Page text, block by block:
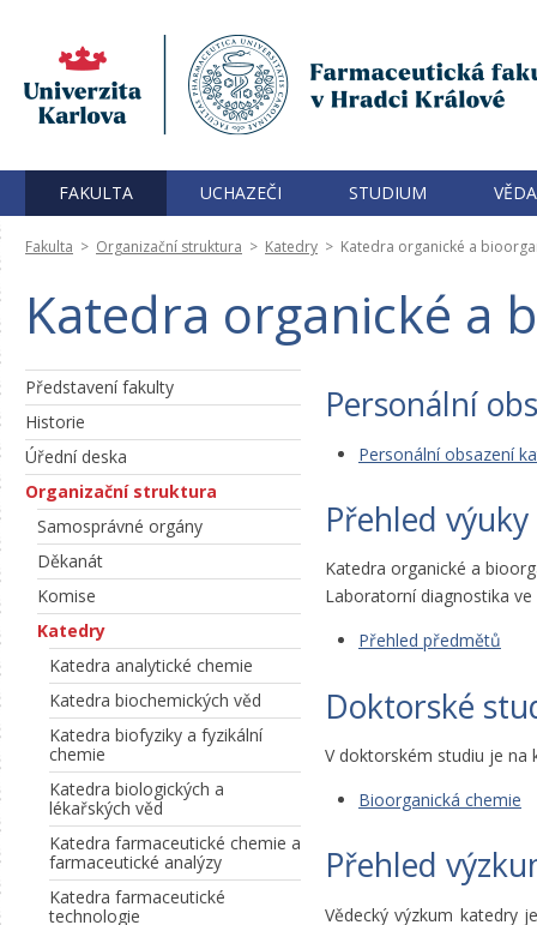
FAKULTA UCHAZEČI STUDIUM
Fakulta > Organizační struktura > Katedry > Katedra organické a
Katedra organické a
Představení fakulty
Historie
Úřední deska
Organizační struktura
Samosprávné orgány
Děkanát
Komise
Katedry
Katedra analytické chemie
Katedra biochemických věd
Katedra biofyziky a fyzikální
chemie
Katedra biologických a
lékařských věd
Katedra farmaceutické chemie a
farmaceutické analýzy
Katedra farmaceutické
technologie
Personální
Personální obsazení
Přehled výuky
Katedra organické a
Laboratorní diagnostika
Přehled předmětů
Doktorské
V doktorském studiu je na
Bioorganická chemie
Přehled
Vědecký výzkum katedry